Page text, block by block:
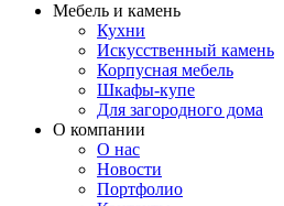
Мебель и камень
Кухни
Искусственный камень
Корпусная мебель
Шкафы-купе
Для загородного дома
О компании
О нас
Новости
Портфолио